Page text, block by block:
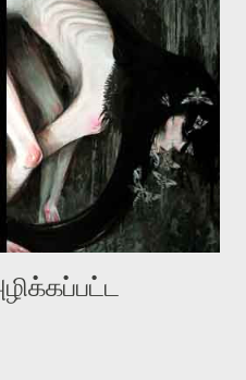
எதிராக எழுத்தாளர்களை ஏவி
வெளிப்படுத்தியபடி
மனநிலையில் உள்ளார்.
இல்லை என்றாலும்
அச்சுறுத்தலுக்கு உள்ளாகி
கூட இதன் வெளிப்பாடு தான்”.
வீரராக வரும் சில்வெஸ்டர்